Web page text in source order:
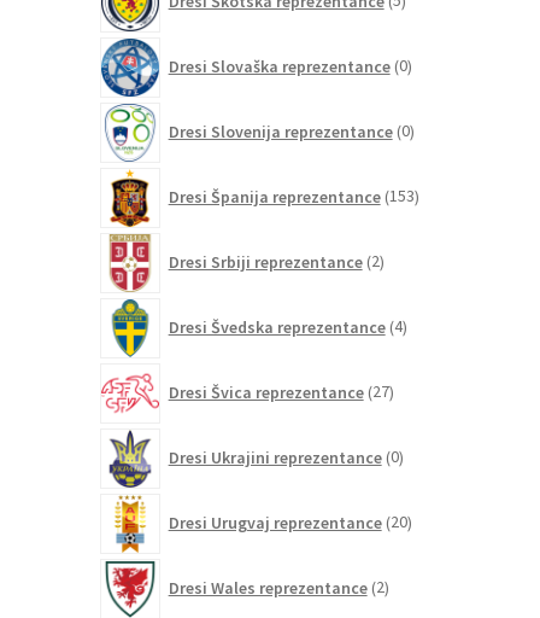
izdelkov
Dresi Slovaška reprezentance 0izdelkov
Dresi Slovenija reprezentance 0izdelkov
Dresi Španija reprezentance 153izdelkov
Dresi Srbiji reprezentance 2izdelka
Dresi Švedska reprezentance 4izdelki
Dresi Švica reprezentance 27izdelkov
Dresi Ukrajini reprezentance 0izdelkov
Dresi Urugvaj reprezentance 20izdelkov
Dresi Wales reprezentance 2izdelka